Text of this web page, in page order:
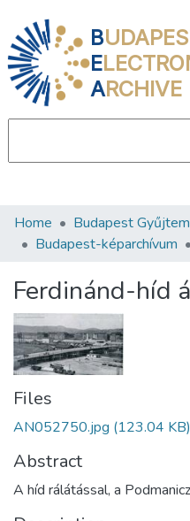
B
E
ARCHIVE
Communities &
Statistics
About us
Home Budapest
Budapest-képarchívum
Ferdinánd-híd
Files
AN052750.jpg (123.04 KB)
Abstract
A híd rálátással, a